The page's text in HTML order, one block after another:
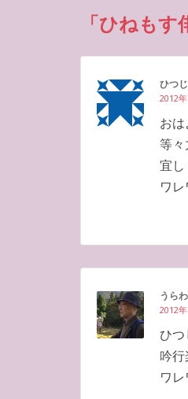
「ひねも
ひつじ
2012
お
等々
宜し
ワ
うら
2012
ひ
吟行
ワ